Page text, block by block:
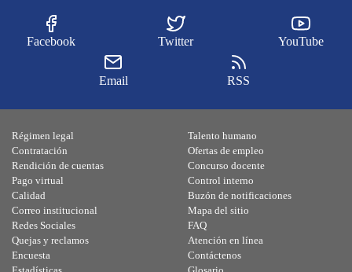
Facebook Twitter YouTube
Email RSS
Régimen legal
Contratación
Rendición de cuentas
Pago virtual
Calidad
Talento humano
Ofertas de empleo
Concurso docente
Control interno
Buzón de notificaciones
Correo institucional
Redes Sociales
Quejas y reclamos
Encuesta
Mapa del sitio
FAQ
Atención en línea
Contáctenos